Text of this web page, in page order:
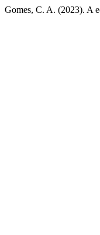
Gomes, C. A. (2023). A